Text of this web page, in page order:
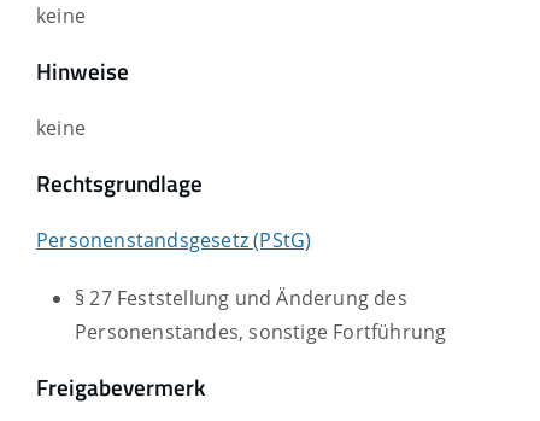
keine
Hinweise
keine
Rechtsgrundlage
Personenstandsgesetz (PStG)
§ 27 Feststellung und Änderung des
Personenstandes, sonstige Fortführung
Freigabevermerk